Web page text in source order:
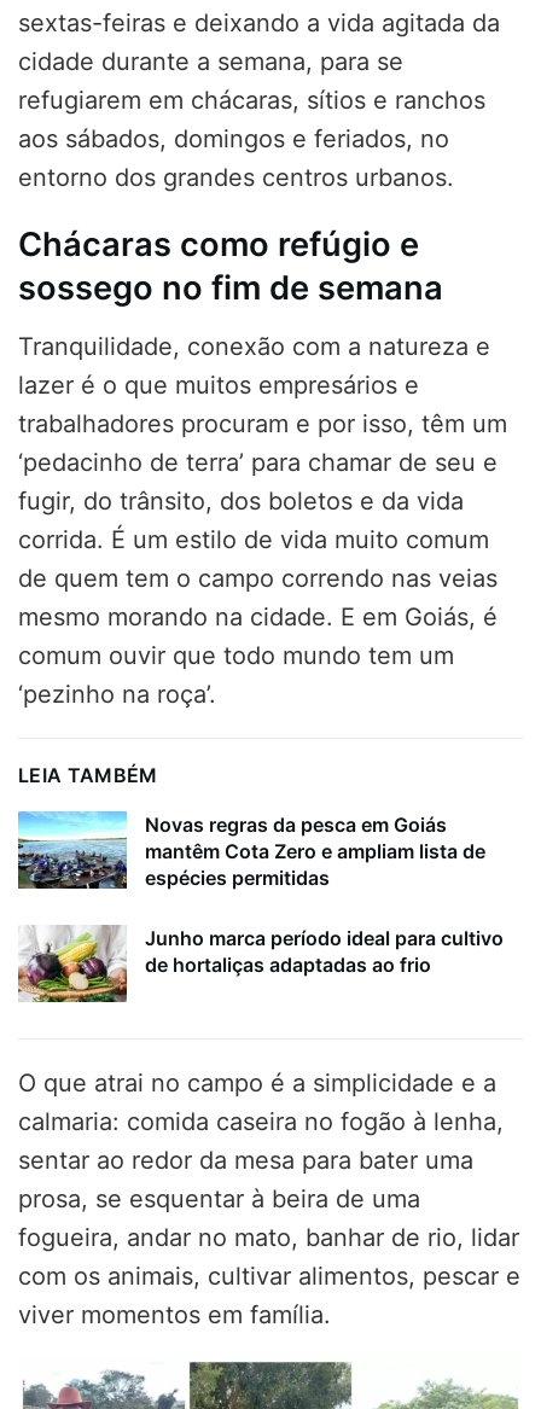
sextas-feiras e deixando a vida agitada da
cidade durante a semana, para se
refugiarem em chácaras, sítios e ranchos
aos sábados, domingos e feriados, no
entorno dos grandes centros urbanos.
Chácaras como refúgio e
sossego no fim de semana
Tranquilidade, conexão com a natureza e
lazer é o que muitos empresários e
trabalhadores procuram e por isso, têm um
‘pedacinho de terra’ para chamar de seu e
fugir, do trânsito, dos boletos e da vida
corrida. É um estilo de vida muito comum
de quem tem o campo correndo nas veias
mesmo morando na cidade. E em Goiás, é
comum ouvir que todo mundo tem um
‘pezinho na roça’.
LEIA TAMBÉM
Novas regras da pesca em Goiás
mantêm Cota Zero e ampliam lista de
espécies permitidas
Junho marca período ideal para cultivo
de hortaliças adaptadas ao frio
O que atrai no campo é a simplicidade e a
calmaria: comida caseira no fogão à lenha,
sentar ao redor da mesa para bater uma
prosa, se esquentar à beira de uma
fogueira, andar no mato, banhar de rio, lidar
com os animais, cultivar alimentos, pescar e
viver momentos em família.